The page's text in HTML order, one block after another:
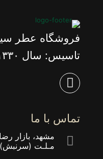
فروشگاه عطر
تاسیس: سال ١٣٣٠ شماره ثبت: ١٢٠٢
تماس با ما
مشهد، بازار
مـلـت